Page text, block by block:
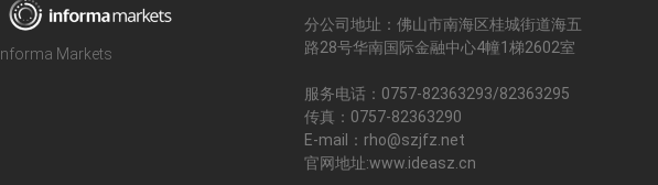
Informa Markets
分公司地址：佛山市南海区桂城街道海五
路28号华南国际金融中心4幢1梯2602室
服务电话：0757-82363293/82363295
传真：0757-82363290
E-mail：rho@szjfz.net
官网地址:www.ideasz.cn